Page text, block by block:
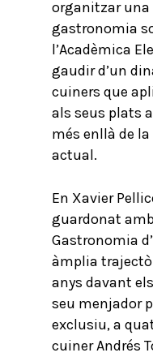
organitzar
gastronomia
l’Acadèmica
gaudir d’un
cuiners que
als seus plats
més enllà de
actual.
En Xavier
guardonat
Gastronomia
àmplia
anys davant
seu menjador
exclusiu, a
cuiner Andrés